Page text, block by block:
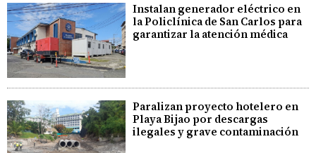
Instalan generador eléctrico en
la Policlínica de San Carlos para
garantizar la atención médica
Paralizan proyecto hotelero en
Playa Bijao por descargas
ilegales y grave contaminación